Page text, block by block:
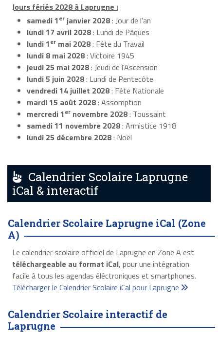
Jours fériés 2028 à Laprugne :
samedi 1er janvier 2028: Jour de l'an
lundi 17 avril 2028: Lundi de Pâques
lundi 1er mai 2028: Fête du Travail
lundi 8 mai 2028: Victoire 1945
jeudi 25 mai 2028: Jeudi de l'Ascension
lundi 5 juin 2028: Lundi de Pentecôte
vendredi 14 juillet 2028: Fête Nationale
mardi 15 août 2028: Assomption
mercredi 1er novembre 2028: Toussaint
samedi 11 novembre 2028: Armistice 1918
lundi 25 décembre 2028: Noël
Calendrier Scolaire Laprugne
iCal & interactif
Calendrier Scolaire Laprugne iCal (Zone
A)
Le calendrier scolaire officiel de Laprugne en Zone A est
téléchargeable au format iCal, pour une intégration
facile à tous les agendas éléctroniques et smartphones.
Télécharger le Calendrier Scolaire iCal pour Laprugne
Calendrier Scolaire interactif de
Laprugne